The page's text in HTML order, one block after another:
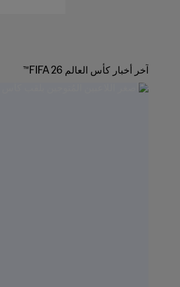
آخر أخبار كأس العالم FIFA 26™